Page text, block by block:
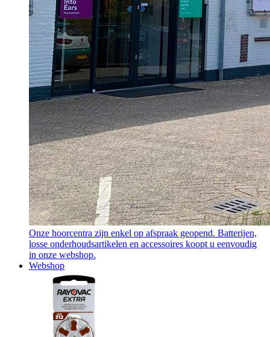
Onze hoorcentra zijn enkel op afspraak geopend. Batterijen,
losse onderhoudsartikelen en accessoires koopt u eenvoudig
in onze webshop.
Webshop